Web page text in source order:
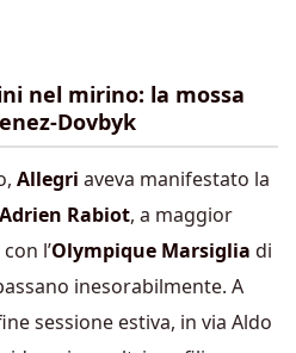
nel mirino: la mossa
Dovbyk
Allegri aveva manifestato la
Adrien Rabiot, a maggior
l’Olympique Marsiglia di
inesorabilmente. A
sessione estiva, in via Aldo